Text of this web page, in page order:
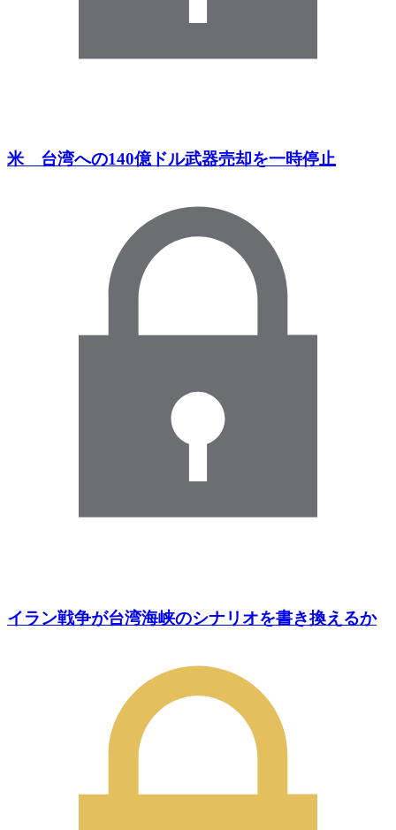
米 台湾への140億ドル武器売却を一時停止
イラン戦争が台湾海峡のシナリオを書き換えるか